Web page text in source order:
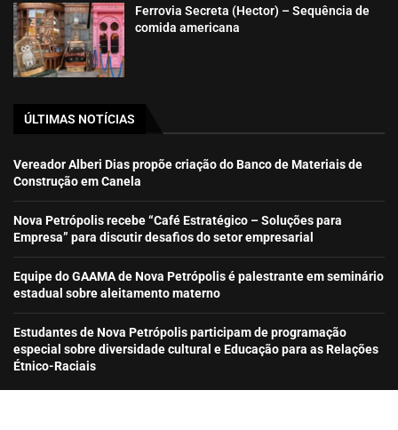
Ferrovia Secreta (Hector) – Sequência de
comida americana
ÚLTIMAS NOTÍCIAS
Vereador Alberi Dias propõe criação do Banco de Materiais de
Construção em Canela
Nova Petrópolis recebe “Café Estratégico – Soluções para
Empresa” para discutir desafios do setor empresarial
Equipe do GAAMA de Nova Petrópolis é palestrante em seminário
estadual sobre aleitamento materno
Estudantes de Nova Petrópolis participam de programação
especial sobre diversidade cultural e Educação para as Relações
Étnico-Raciais